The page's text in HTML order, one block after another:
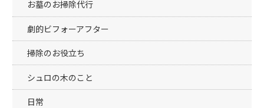
お墓のお掃除代行
劇的ビフォーアフター
掃除のお役立ち
シュロの木のこと
日常